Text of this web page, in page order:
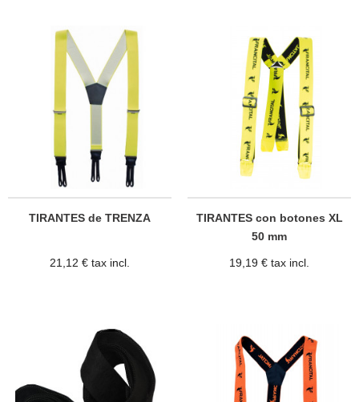
TIRANTES de TRENZA
21,12 € tax incl.
TIRANTES con botones XL
50 mm
19,19 € tax incl.